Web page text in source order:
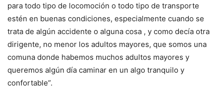
para todo tipo de locomoción o todo tipo de transporte
estén en buenas condiciones, especialmente cuando se
trata de algún accidente o alguna cosa , y como decía otra
dirigente, no menor los adultos mayores, que somos una
comuna donde habemos muchos adultos mayores y
queremos algún día caminar en un algo tranquilo y
confortable”.